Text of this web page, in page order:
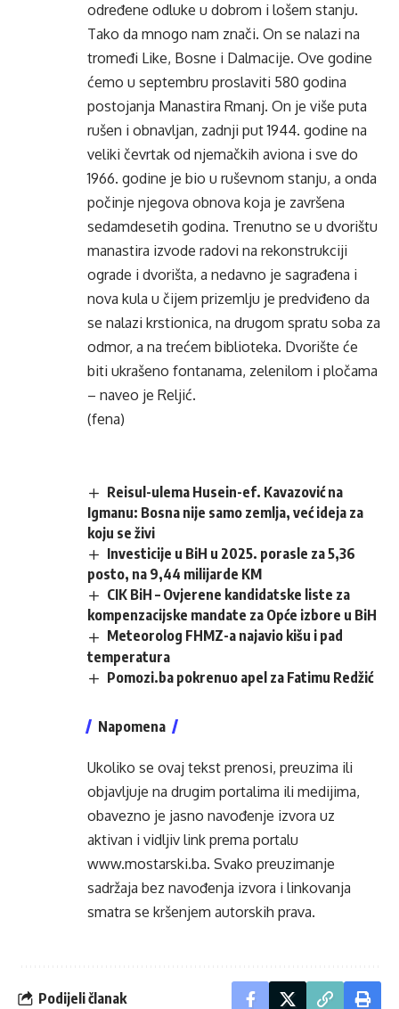
određene odluke u dobrom i lošem stanju.
Tako da mnogo nam znači. On se nalazi na
tromeđi Like, Bosne i Dalmacije. Ove godine
ćemo u septembru proslaviti 580 godina
postojanja Manastira Rmanj. On je više puta
rušen i obnavljan, zadnji put 1944. godine na
veliki čevrtak od njemačkih aviona i sve do
1966. godine je bio u ruševnom stanju, a onda
počinje njegova obnova koja je završena
sedamdesetih godina. Trenutno se u dvorištu
manastira izvode radovi na rekonstrukciji
ograde i dvorišta, a nedavno je sagrađena i
nova kula u čijem prizemlju je predviđeno da
se nalazi krstionica, na drugom spratu soba za
odmor, a na trećem biblioteka. Dvorište će
biti ukrašeno fontanama, zelenilom i pločama
– naveo je Reljić.
(fena)
Reisul-ulema Husein-ef. Kavazović na
Igmanu: Bosna nije samo zemlja, već ideja za
koju se živi
Investicije u BiH u 2025. porasle za 5,36
posto, na 9,44 milijarde KM
CIK BiH – Ovjerene kandidatske liste za
kompenzacijske mandate za Opće izbore u BiH
Meteorolog FHMZ-a najavio kišu i pad
temperatura
Pomozi.ba pokrenuo apel za Fatimu Redžić
Napomena
Ukoliko se ovaj tekst prenosi, preuzima ili
objavljuje na drugim portalima ili medijima,
obavezno je jasno navođenje izvora uz
aktivan i vidljiv link prema portalu
www.mostarski.ba. Svako preuzimanje
sadržaja bez navođenja izvora i linkovanja
smatra se kršenjem autorskih prava.
Podijeli članak